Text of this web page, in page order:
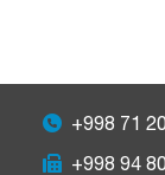
+998 71
+998 94